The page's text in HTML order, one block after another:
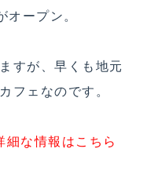
ープン。
すが、早くも地元
フェなのです。
な情報はこちら